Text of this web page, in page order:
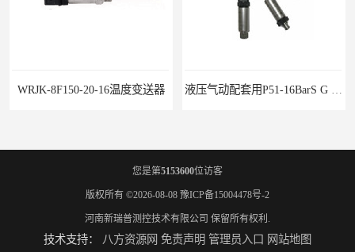
WRJK-8F150-20-16温度变送器
您是第5153600位访客
版权所有 ©2026-08-08 豫ICP备15004478号-2
河南新瑞普测控技术有限公司 保留所有权利.
技术支持： 八方资源网 免责声明 管理员入口 网站地图